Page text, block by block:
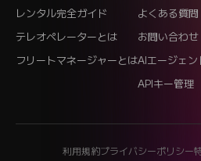
レンタル完全ガイド
テレオペレーターとは
フリートマネージャーとは
よくある質問
お問い合わせ
AIエージェ
APIキー管理
利用規約プライバシーポリシー